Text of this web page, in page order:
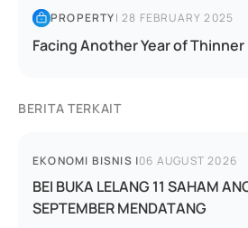
PROPERTY|28 FEBRUARY 2025
Facing Another Year of Thinner
BERITA TERKAIT
EKONOMI BISNIS |06 AUGUST 2026
BEI BUKA LELANG 11 SAHAM
SEPTEMBER MENDATANG